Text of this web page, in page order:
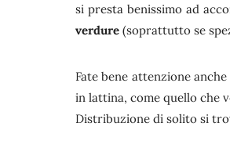
si presta benissimo ad
verdure (soprattutto se
Fate bene attenzione
in lattina, come quello che
Distribuzione di solito si